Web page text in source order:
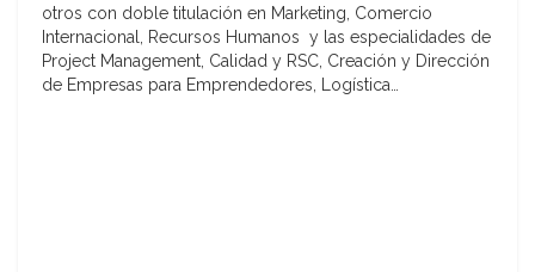
otros con doble titulación en Marketing, Comercio
Internacional, Recursos Humanos y las especialidades de
Project Management, Calidad y RSC, Creación y Dirección
de Empresas para Emprendedores, Logística…